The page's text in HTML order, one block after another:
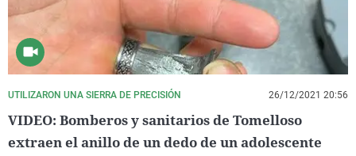
UTILIZARON UNA SIERRA DE PRECISIÓN 26/12/2021 20:56
VIDEO: Bomberos y sanitarios de Tomelloso
extraen el anillo de un dedo de un adolescente